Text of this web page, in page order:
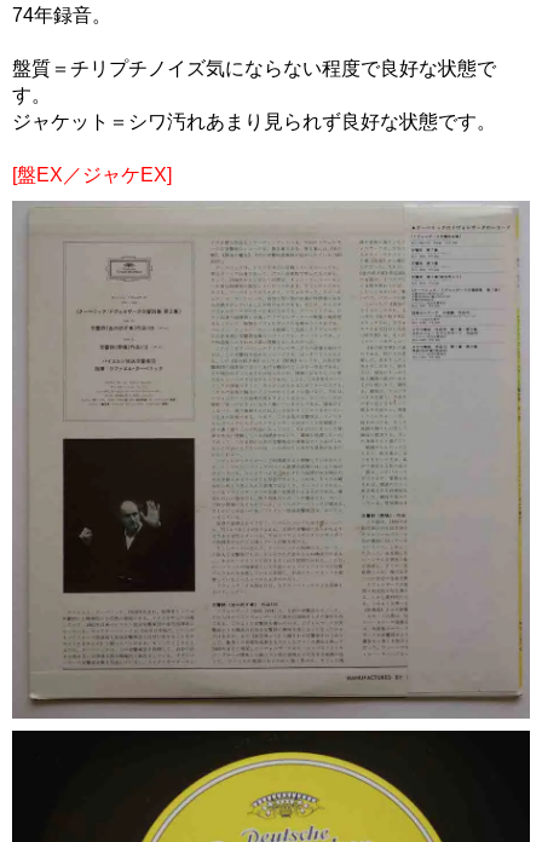
74年録音。
盤質＝チリプチノイズ気にならない程度で良好な状態で
す。
ジャケット＝シワ汚れあまり見られず良好な状態です。
[盤EX／ジャケEX]